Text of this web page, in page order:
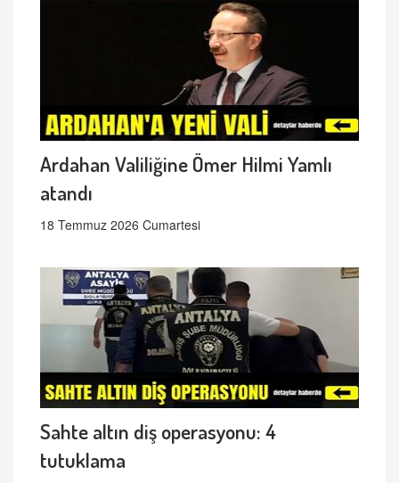
Ardahan Valiliğine Ömer Hilmi Yamlı
atandı
18 Temmuz 2026 Cumartesi
Sahte altın diş operasyonu: 4
tutuklama